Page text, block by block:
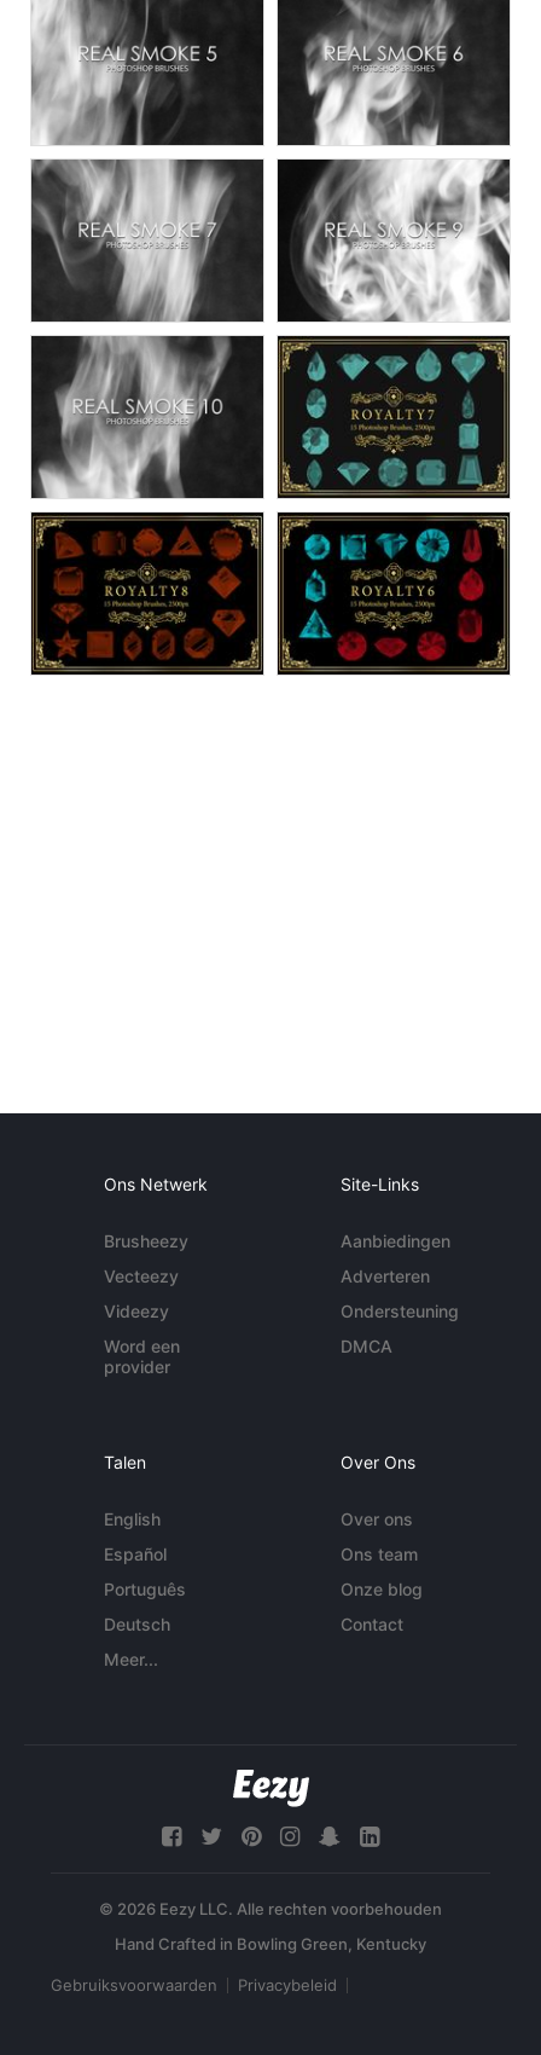
Ons Netwerk
Brusheezy
Vecteezy
Videezy
Word een
provider
Site-Links
Aanbiedingen
Adverteren
Ondersteuning
DMCA
Talen
English
Español
Português
Deutsch
Meer...
Over Ons
Over ons
Ons team
Onze blog
Contact
© 2026 Eezy LLC. Alle rechten voorbehouden
Gebruiksvoorwaarden Privacybeleid